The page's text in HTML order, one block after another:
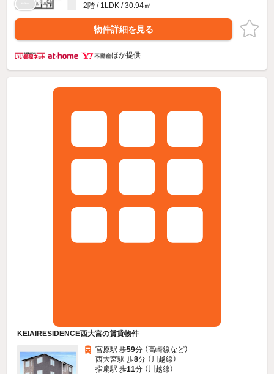
2階 / 1LDK / 30.94㎡
物件詳細を見る
ほか提供
KEIAIRESIDENCE西大宮の賃貸物件
宮原駅 歩59分 （高崎線など）
西大宮駅 歩8分 （川越線）
指扇駅 歩11分 （川越線）